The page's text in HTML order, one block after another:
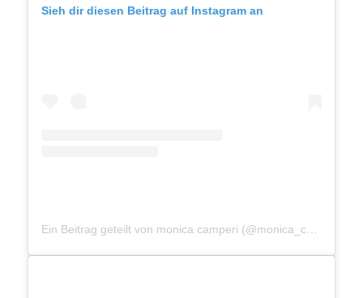
Sieh dir diesen Beitrag auf Instagram an
Ein Beitrag geteilt von monica camperi (@monica_camperi)